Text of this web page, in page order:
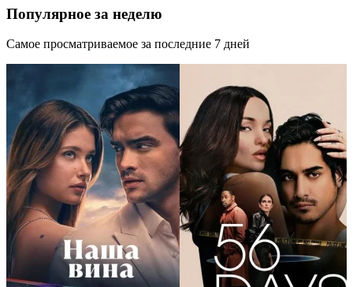
Популярное за неделю
Самое просматриваемое за последние 7 дней